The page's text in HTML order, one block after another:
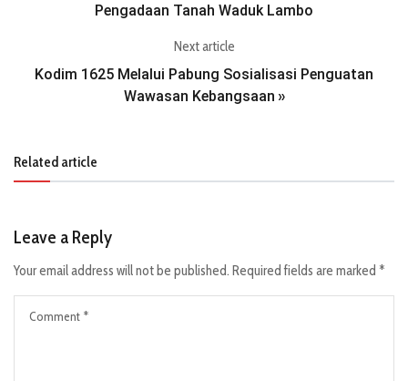
Pengadaan Tanah Waduk Lambo
Next article
Kodim 1625 Melalui Pabung Sosialisasi Penguatan
Wawasan Kebangsaan »
Related article
Leave a Reply
Your email address will not be published. Required fields are marked *